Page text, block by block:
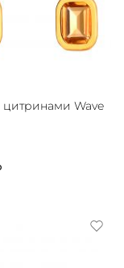
цитринами Wave